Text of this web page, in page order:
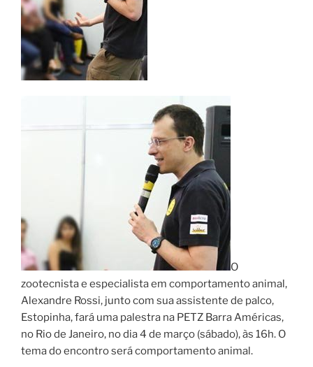
O
zootecnista e especialista em comportamento animal,
Alexandre Rossi, junto com sua assistente de palco,
Estopinha, fará uma palestra na PETZ Barra Américas,
no Rio de Janeiro, no dia 4 de março (sábado), às 16h. O
tema do encontro será comportamento animal.